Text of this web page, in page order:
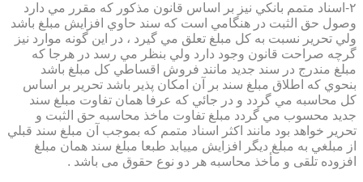
۲-اسناد متمم بانكي نيز بر اساس قانون مذكور كه مقرر مي دارد
وصول حق الثبت در هنگامي است كه سند حاوي افزايش مبلغ باشد
ولي تحرير نسبت به كل مبلغ تعلق مي گيرد ، در اين گونه موارد نيز
گرچه صراحت قانون وجود دارد ولي بنظر مي رسد در هرجا كه
مبلغ مندرج در سند جديد مانند فروش اقساطي كل مبلغ باشد
بنحوي كه اطلاق مبلغ سند بر آن امكان پذير باشد تحرير بر اساس
كل محاسبه مي گردد و در جائي كه عرفا همان تفاوت مبلغ سند
جديد محسوب مي گردد مبلغ تفاوت ماخذ محاسبه حق الثبت و
تحرير خواهد بود مانند اكثر اسناد متمم كه بموجب آن مبلغ سند قبلي
از مبلغي به مبلغ ديگر افزايش مييابد طبعا مبلغ سند همان مبلغ
افزوده تلقی و مأخذ محاسبه هر دو نوع حقوق می باشد .